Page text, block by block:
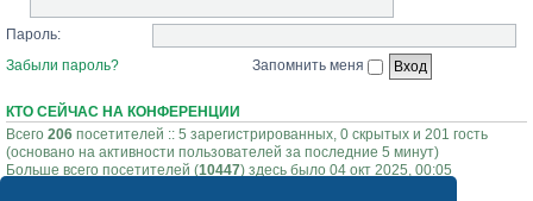
Пароль:
Забыли пароль?
Запомнить меня
КТО СЕЙЧАС НА КОНФЕРЕНЦИИ
Всего 206 посетителей :: 5 зарегистрированных, 0 скрытых и 201 гость
(основано на активности пользователей за последние 5 минут)
Больше всего посетителей (10447) здесь было 04 окт 2025, 00:05